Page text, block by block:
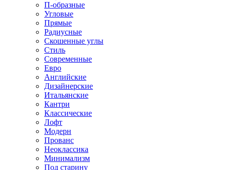
П-образные
Угловые
Прямые
Радиусные
Скошенные углы
Стиль
Современные
Евро
Английские
Дизайнерские
Итальянские
Кантри
Классические
Лофт
Модерн
Прованс
Неоклассика
Минимализм
Под старину